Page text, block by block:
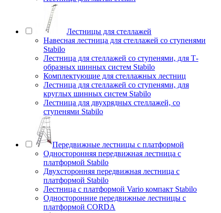
Лестницы для стеллажей
Навесная лестница для стеллажей со ступенями
Stabilo
Лестница для стеллажей со ступенями, для Т-
образных шинных систем Stabilo
Комплектующие для стеллажных лестниц
Лестница для стеллажей со ступенями, для
круглых шинных систем Stabilo
Лестница для двухрядных стеллажей, со
ступенями Stabilo
Передвижные лестницы с платформой
Односторонняя передвижная лестница с
платформой Stabilo
Двухсторонняя передвижная лестница с
платформой Stabilo
Лестница с платформой Vario компакт Stabilo
Односторонние передвижные лестницы с
платформой CORDA